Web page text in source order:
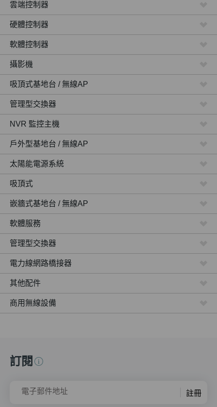
雲端控制器
硬體控制器
軟體控制器
攝影機
吸頂式基地台 / 無線AP
管理型交換器
NVR 監控主機
戶外型基地台 / 無線AP
太陽能電源系統
吸頂式
嵌牆式基地台 / 無線AP
軟體服務
管理型交換器
電力線網路橋接器
其他配件
商用無線設備
訂閱
電子郵件地址 註冊